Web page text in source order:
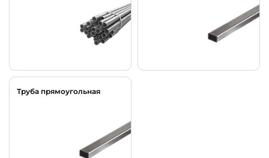
Труба прямоугольная